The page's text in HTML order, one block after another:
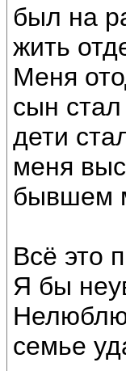
был на
жить
Меня
сын
дети
меня
бывшем
Всё это
Я бы
Нелюблю
семье